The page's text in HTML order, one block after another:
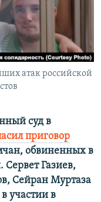
атак российской
суд в
приговор
обвиненных в
Сервет Газиев,
Сейран Муртаза
участии в